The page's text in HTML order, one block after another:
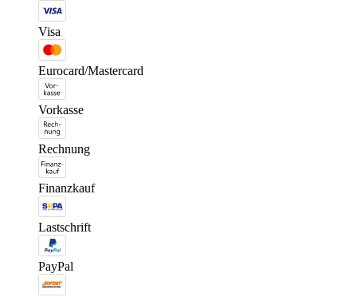
Visa
Eurocard/Mastercard
Vorkasse
Rechnung
Finanzkauf
Lastschrift
PayPal